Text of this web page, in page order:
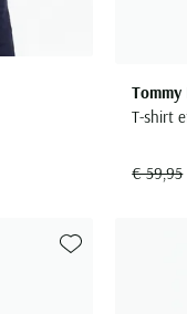
T-shirt
€ 59,95